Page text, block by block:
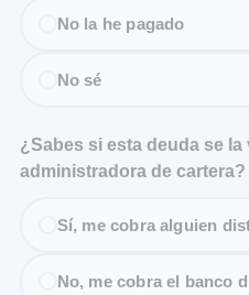
No la he pagado
No sé
¿Sabes si esta deuda se
administradora de cartera?
Sí, me cobra alguien
No, me cobra el banco